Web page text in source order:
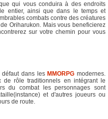
qui vous conduira à des endroits
entier, ainsi que dans le temps et
combats contre des créatures
Oriharukon. Mais vous beneficierez
sur votre chemin pour vous
défaut dans les MMORPG modernes.
de rôle traditionnels en intégrant le
du combat les personnages sont
et d'autres joueurs ou
de route.